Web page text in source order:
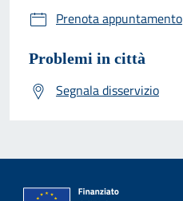
Prenota appuntamento
Problemi in città
Segnala disservizio